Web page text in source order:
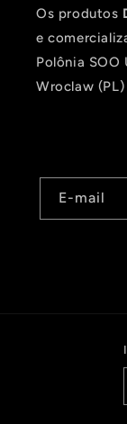
Os produtos
e
Polônia
Wroclaw
E-mail